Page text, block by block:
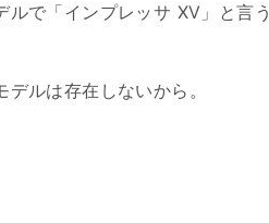
ルで「インプレッサ XV」と言う
デルは存在しないから。